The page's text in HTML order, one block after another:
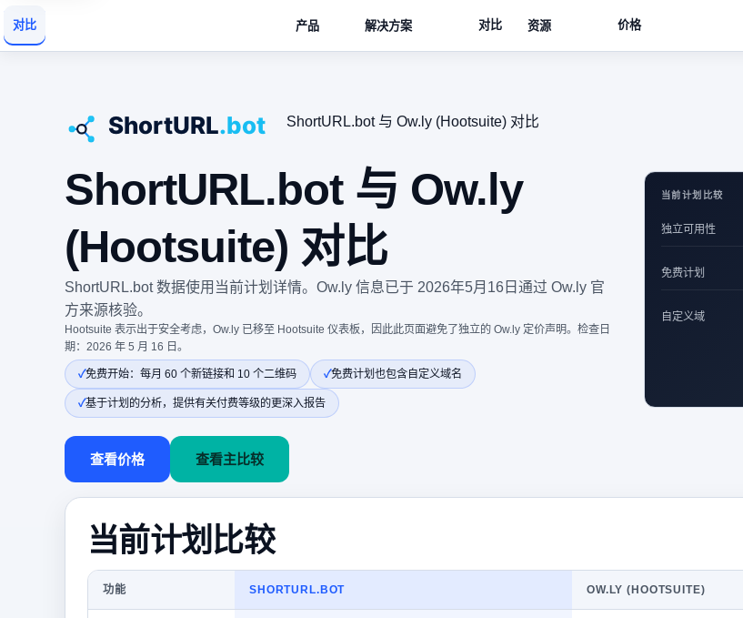
对比 产品 解决方案 对比 资源 价格
ShortURL.bot 与 Ow.ly (Hootsuite) 对比
ShortURL.bot 与 Ow.ly
(Hootsuite) 对比
ShortURL.bot 数据使用当前计划详情。Ow.ly 信息已于 2026年5月16日通过 Ow.ly 官
方来源核验。
Hootsuite 表示出于安全考虑，Ow.ly 已移至 Hootsuite 仪表板，因此此页面避免了独立的 Ow.ly 定价声明。检查日
期：2026 年 5 月 16 日。
免费开始：每月 60 个新链接和 10 个二维码 免费计划也包含自定义域名
基于计划的分析，提供有关付费等级的更深入报告
查看价格 查看主比较
当前计划比较
独立可用性
免费计划
自定义域
当前计划比较
功能 SHORTURL.BOT OW.LY (HOOTSUITE)